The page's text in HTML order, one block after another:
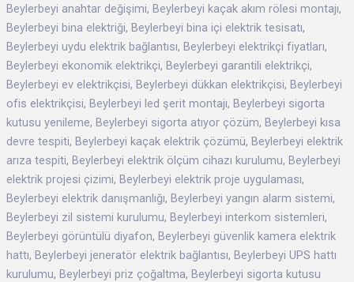
Beylerbeyi anahtar değişimi, Beylerbeyi kaçak akım rölesi montajı,
Beylerbeyi bina elektriği, Beylerbeyi bina içi elektrik tesisatı,
Beylerbeyi uydu elektrik bağlantısı, Beylerbeyi elektrikçi fiyatları,
Beylerbeyi ekonomik elektrikçi, Beylerbeyi garantili elektrikçi,
Beylerbeyi ev elektrikçisi, Beylerbeyi dükkan elektrikçisi, Beylerbeyi
ofis elektrikçisi, Beylerbeyi led şerit montajı, Beylerbeyi sigorta
kutusu yenileme, Beylerbeyi sigorta atıyor çözüm, Beylerbeyi kısa
devre tespiti, Beylerbeyi kaçak elektrik çözümü, Beylerbeyi elektrik
arıza tespiti, Beylerbeyi elektrik ölçüm cihazı kurulumu, Beylerbeyi
elektrik projesi çizimi, Beylerbeyi elektrik proje uygulaması,
Beylerbeyi elektrik danışmanlığı, Beylerbeyi yangın alarm sistemi,
Beylerbeyi zil sistemi kurulumu, Beylerbeyi interkom sistemleri,
Beylerbeyi görüntülü diyafon, Beylerbeyi güvenlik kamera elektrik
hattı, Beylerbeyi jeneratör elektrik bağlantısı, Beylerbeyi UPS hattı
kurulumu, Beylerbeyi priz çoğaltma, Beylerbeyi sigorta kutusu